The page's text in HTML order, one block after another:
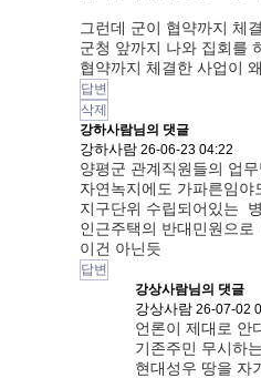
그런데 군이 협약까지 체
군청 앞까지 나와 집회를
협약까지 체결한 사업이
답변
삭제
강하사람님의 댓글
강하사람 26-06-23 04:22
양평군 관계직원들의 업
자연녹지에도 가파른임야
지구단위 수립되어있는
인근주택의 반대민원으
이건 아닌듯
답변
강상사람님의 댓글
강상사람 26-07-02
언론이 제대로 안
기존주민 무시하
현대성우 땅을 자